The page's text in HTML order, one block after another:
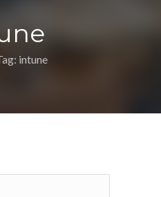
intune